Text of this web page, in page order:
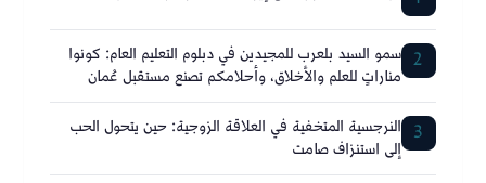
2 سمو السيد بلعرب للمجيدين في دبلوم التعليم العام: كونوا
مناراتٍ للعلم والأخلاق، وأحلامكم تصنع مستقبل عُمان
3 النرجسية المتخفية في العلاقة الزوجية: حين يتحول الحب
إلى استنزاف صامت